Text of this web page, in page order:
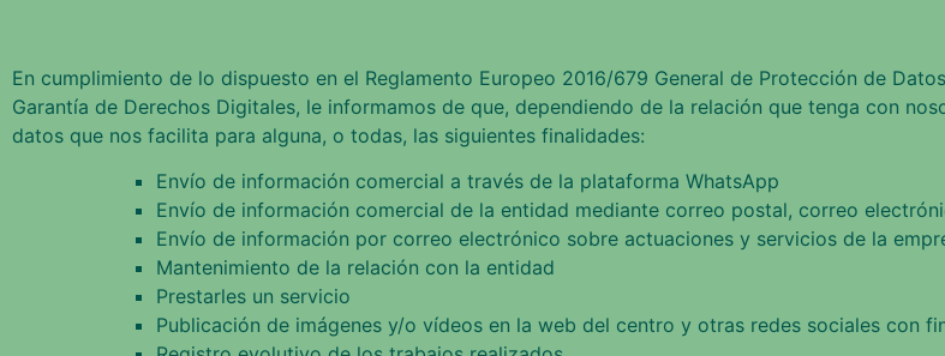
En cumplimiento de lo dispuesto en el Reglamento Europeo 2016/679 General de Protección de
Garantía de Derechos Digitales, le informamos de que, dependiendo de la relación que tenga con
datos que nos facilita para alguna, o todas, las siguientes finalidades:
Envío de información comercial a través de la plataforma WhatsApp
Envío de información comercial de la entidad mediante correo postal, correo
Envío de información por correo electrónico sobre actuaciones y servicios de la
Mantenimiento de la relación con la entidad
Prestarles un servicio
Publicación de imágenes y/o vídeos en la web del centro y otras redes sociales con